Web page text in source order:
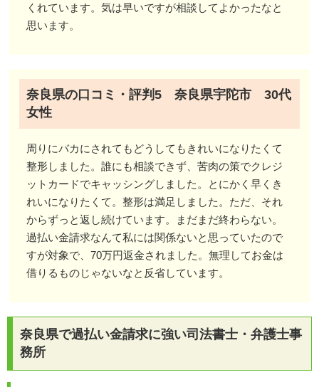
くれています。気は早いですが相談してよかったなと
思います。
奈良県の口コミ・評判5 奈良県宇陀市 30代
女性
周りにバカにされてもどうしてもきれいになりたくて
整形しました。誰にも相談できず、苦肉の策でクレジ
ットカードでキャッシングしました。とにかく早くき
れいになりたくて。整形は満足しました。ただ、それ
からずっと返し続けています。まだまだ終わらない。
過払い金請求なんて私には関係ないと思っていたので
すが対象で、70万円返金されました。無理してお金は
借りるものじゃないなと反省しています。
奈良県で過払い金請求に強い司法書士・弁護士事
務所